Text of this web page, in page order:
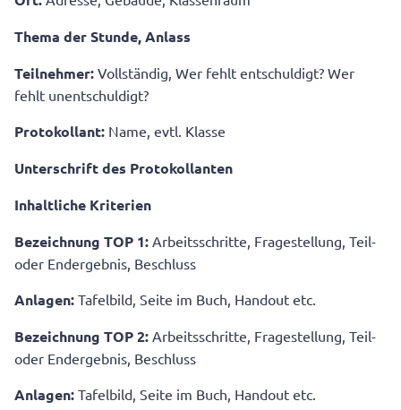
Thema der Stunde, Anlass
Teilnehmer: Vollständig, Wer fehlt entschuldigt? Wer
fehlt unentschuldigt?
Protokollant: Name, evtl. Klasse
Unterschrift des Protokollanten
Inhaltliche Kriterien
Bezeichnung TOP 1: Arbeitsschritte, Fragestellung, Teil-
oder Endergebnis, Beschluss
Anlagen: Tafelbild, Seite im Buch, Handout etc.
Bezeichnung TOP 2: Arbeitsschritte, Fragestellung, Teil-
oder Endergebnis, Beschluss
Anlagen: Tafelbild, Seite im Buch, Handout etc.